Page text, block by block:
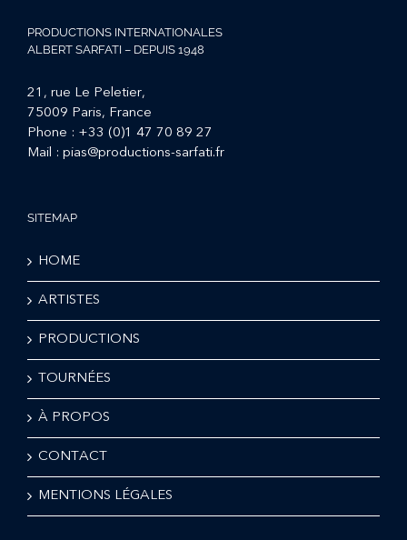
PRODUCTIONS INTERNATIONALES
ALBERT SARFATI – DEPUIS 1948
21, rue Le Peletier,
75009 Paris, France
Phone : +33 (0)1 47 70 89 27
Mail : pias@productions-sarfati.fr
SITEMAP
HOME
ARTISTES
PRODUCTIONS
TOURNÉES
À PROPOS
CONTACT
MENTIONS LÉGALES